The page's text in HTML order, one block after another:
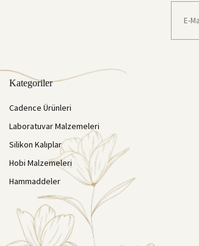
Kategoriler
Cadence Ürünleri
Laboratuvar Malzemeleri
Silikon Kalıplar
Hobi Malzemeleri
Hammaddeler